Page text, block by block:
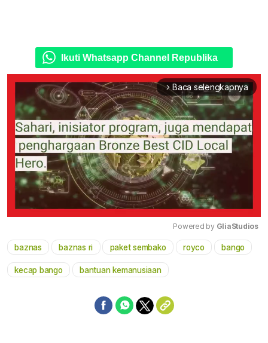
Ikuti Whatsapp Channel Republika
arrow_forward_ios Baca selengkapnya
Mute
Powered by GliaStudios
baznas baznas ri paket sembako royco bango
kecap bango bantuan kemanusiaan